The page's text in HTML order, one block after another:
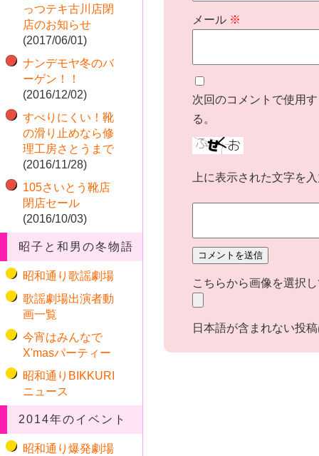
っつテキ古川店閉
店のお知らせ
(2017/06/01)
ナンデモヤ冬のバ
ーゲン！！
(2016/12/02)
すべりにくい！靴
の滑り止めなら修
理工房さとうまで
(2016/11/28)
105さいとう靴店
閉店セール
(2016/10/03)
昭子と和男の冬物語
昭和通り歌謡劇場
歌謡劇場出演者動
画一覧
今宵はみんなで
X'masパーティー
昭和通りBIKKURI
ニュース
2014年のイベント
昭和通り爆発劇場
メール ※
次回のコメントで使用
る。
上に表示された文字を
こちらから画像を選択
日本語が含まれない投